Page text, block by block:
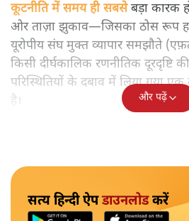
कूटनीति में समय ही सबसेबड़ा कारक
ओर ताज़ा झुकाव—जिसका ठोस रूप
यूरोपीय संघ मुक्त व्यापार समझौते
किसी दीर्घकालिक रणनीतिक दूरदृष्टि
परिस्थितियों के दबाव में लिया गया
है।
और पढ़ें
सत्य हिन्दी ऐपडाउनलोडकरें